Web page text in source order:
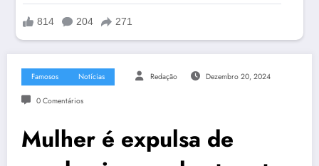
Famosos Notícias Redação Dezembro 20, 2024
0 Comentários
Mulher é expulsa de